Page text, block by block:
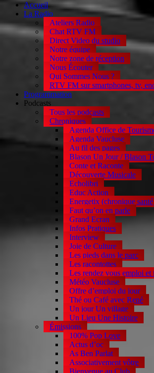
Accueil
La Radio
Ateliers Radio
Chat RTV FM
Direct Video du studio
Notre équipe
Notre zone de réception
Nous Écouter
Qui Sommes Nous ?
RTV FM sur smartphones, tv,
Programmation
Podcasts
Tous les podcasts
Chroniques
Agenda Office de
Agenda Vaucluse
Au fil des pages
Blason Un Jour / Blason
Conte et Raconte
Découverte Musicale
Echolibri
Educ Action
Energetix (chronique
Faut qu’on en parle
Grand Ecran
Infos Pratiques
Interview
Joie de Culture
Les pieds dans le parc
Les racontottes
Les rendez vous emploi
Météo Vaucluse
Offre d’emploi du jour
Thé ou Café avec René
Un jour Un village
Un Lieu Une Histoire
Émissions
100% Pop Love
Actus d’oc
As Ben Parlat
Associativement vôtre